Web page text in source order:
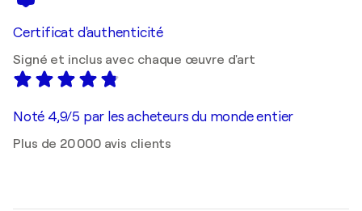
Certificat d'authenticité
Signé et inclus avec chaque œuvre d'art
Noté 4,9/5 par les acheteurs du monde entier
Plus de 20 000 avis clients